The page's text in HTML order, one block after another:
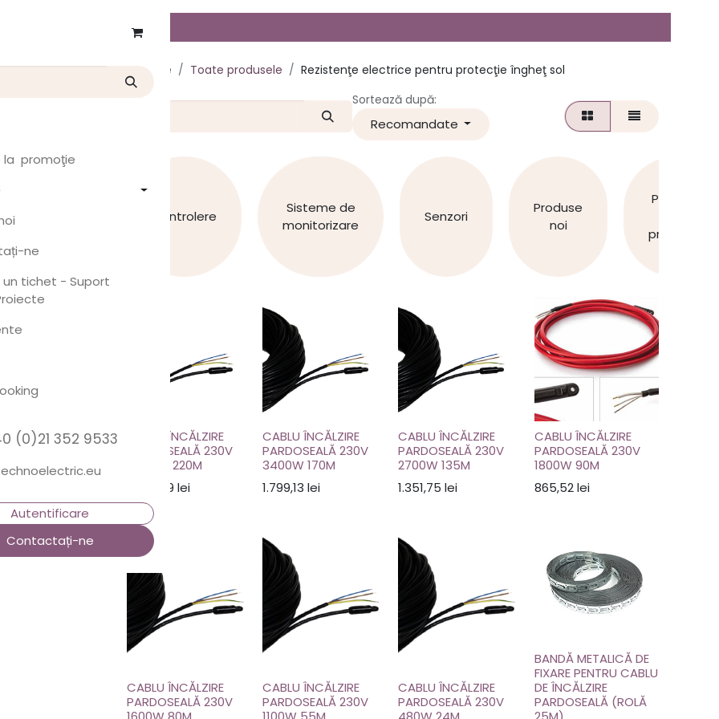
la promoţie
ne
un tichet - Suport
(0)21 352 9533
Autentificare
Contactați-ne
prețuri
Produse Toate produsele
Rezistenţe electrice pentru protecţie îngheţ sol
Sortează după:
Recomandate
Controlere
Sisteme de
monitorizare
Senzori
Produse
noi
Produse
promoţie
CABLU ÎNCĂLZIRE
PARDOSEALĂ 230V
4400W 220M
2.333,99 lei
CABLU ÎNCĂLZIRE
PARDOSEALĂ 230V
3400W 170M
1.799,13 lei
CABLU ÎNCĂLZIRE
PARDOSEALĂ 230V
2700W 135M
1.351,75 lei
CABLU ÎNCĂLZIRE
PARDOSEALĂ 230V
1800W 90M
865,52lei
CABLU ÎNCĂLZIRE
PARDOSEALĂ 230V
CABLU ÎNCĂLZIRE
PARDOSEALĂ 230V
CABLU ÎNCĂLZIRE
PARDOSEALĂ 230V
BANDĂ METALICĂ DE
FIXARE PENTRU CABLU
DE ÎNCĂLZIRE
PARDOSEALĂ (ROLĂ